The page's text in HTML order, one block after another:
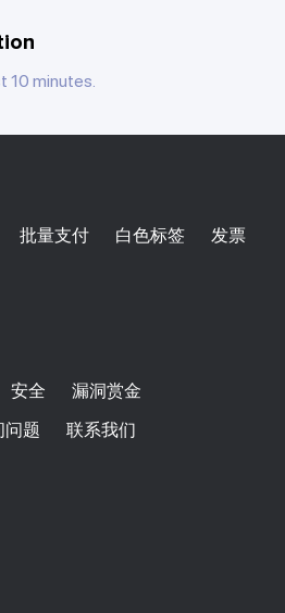
10 minutes.
批量支付 白色标签
发票
安全
漏洞赏金
问题 联系我们